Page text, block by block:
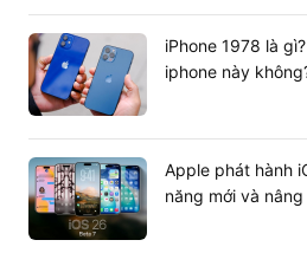
nhất
Để giúp bạn có cái nhìn tổng
sánh giữa hai chuẩn RAM phổ
hiện nay:
Đặc điểm DDR4
Tốc độ
iPhone 1978 là
iphone này
Apple phát hành
năng mới và